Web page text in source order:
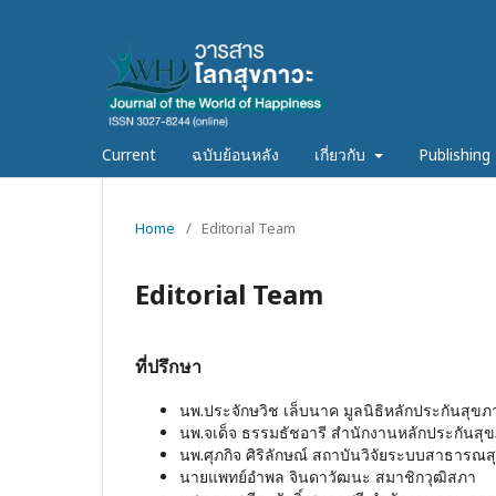
Current ฉบับย้อนหลัง เกี่ยวกับ Publishing
Home / Editorial Team
Editorial Team
ที่ปรึกษา
นพ.ประจักษวิช เล็บนาค มูลนิธิหลักประกันสุขภ
นพ.จเด็จ ธรรมธัชอารี สำนักงานหลักประกันสุ
นพ.ศุภกิจ ศิริลักษณ์ สถาบันวิจัยระบบสาธารณ
นายแพทย์อำพล จินดาวัฒนะ สมาชิกวุฒิสภา